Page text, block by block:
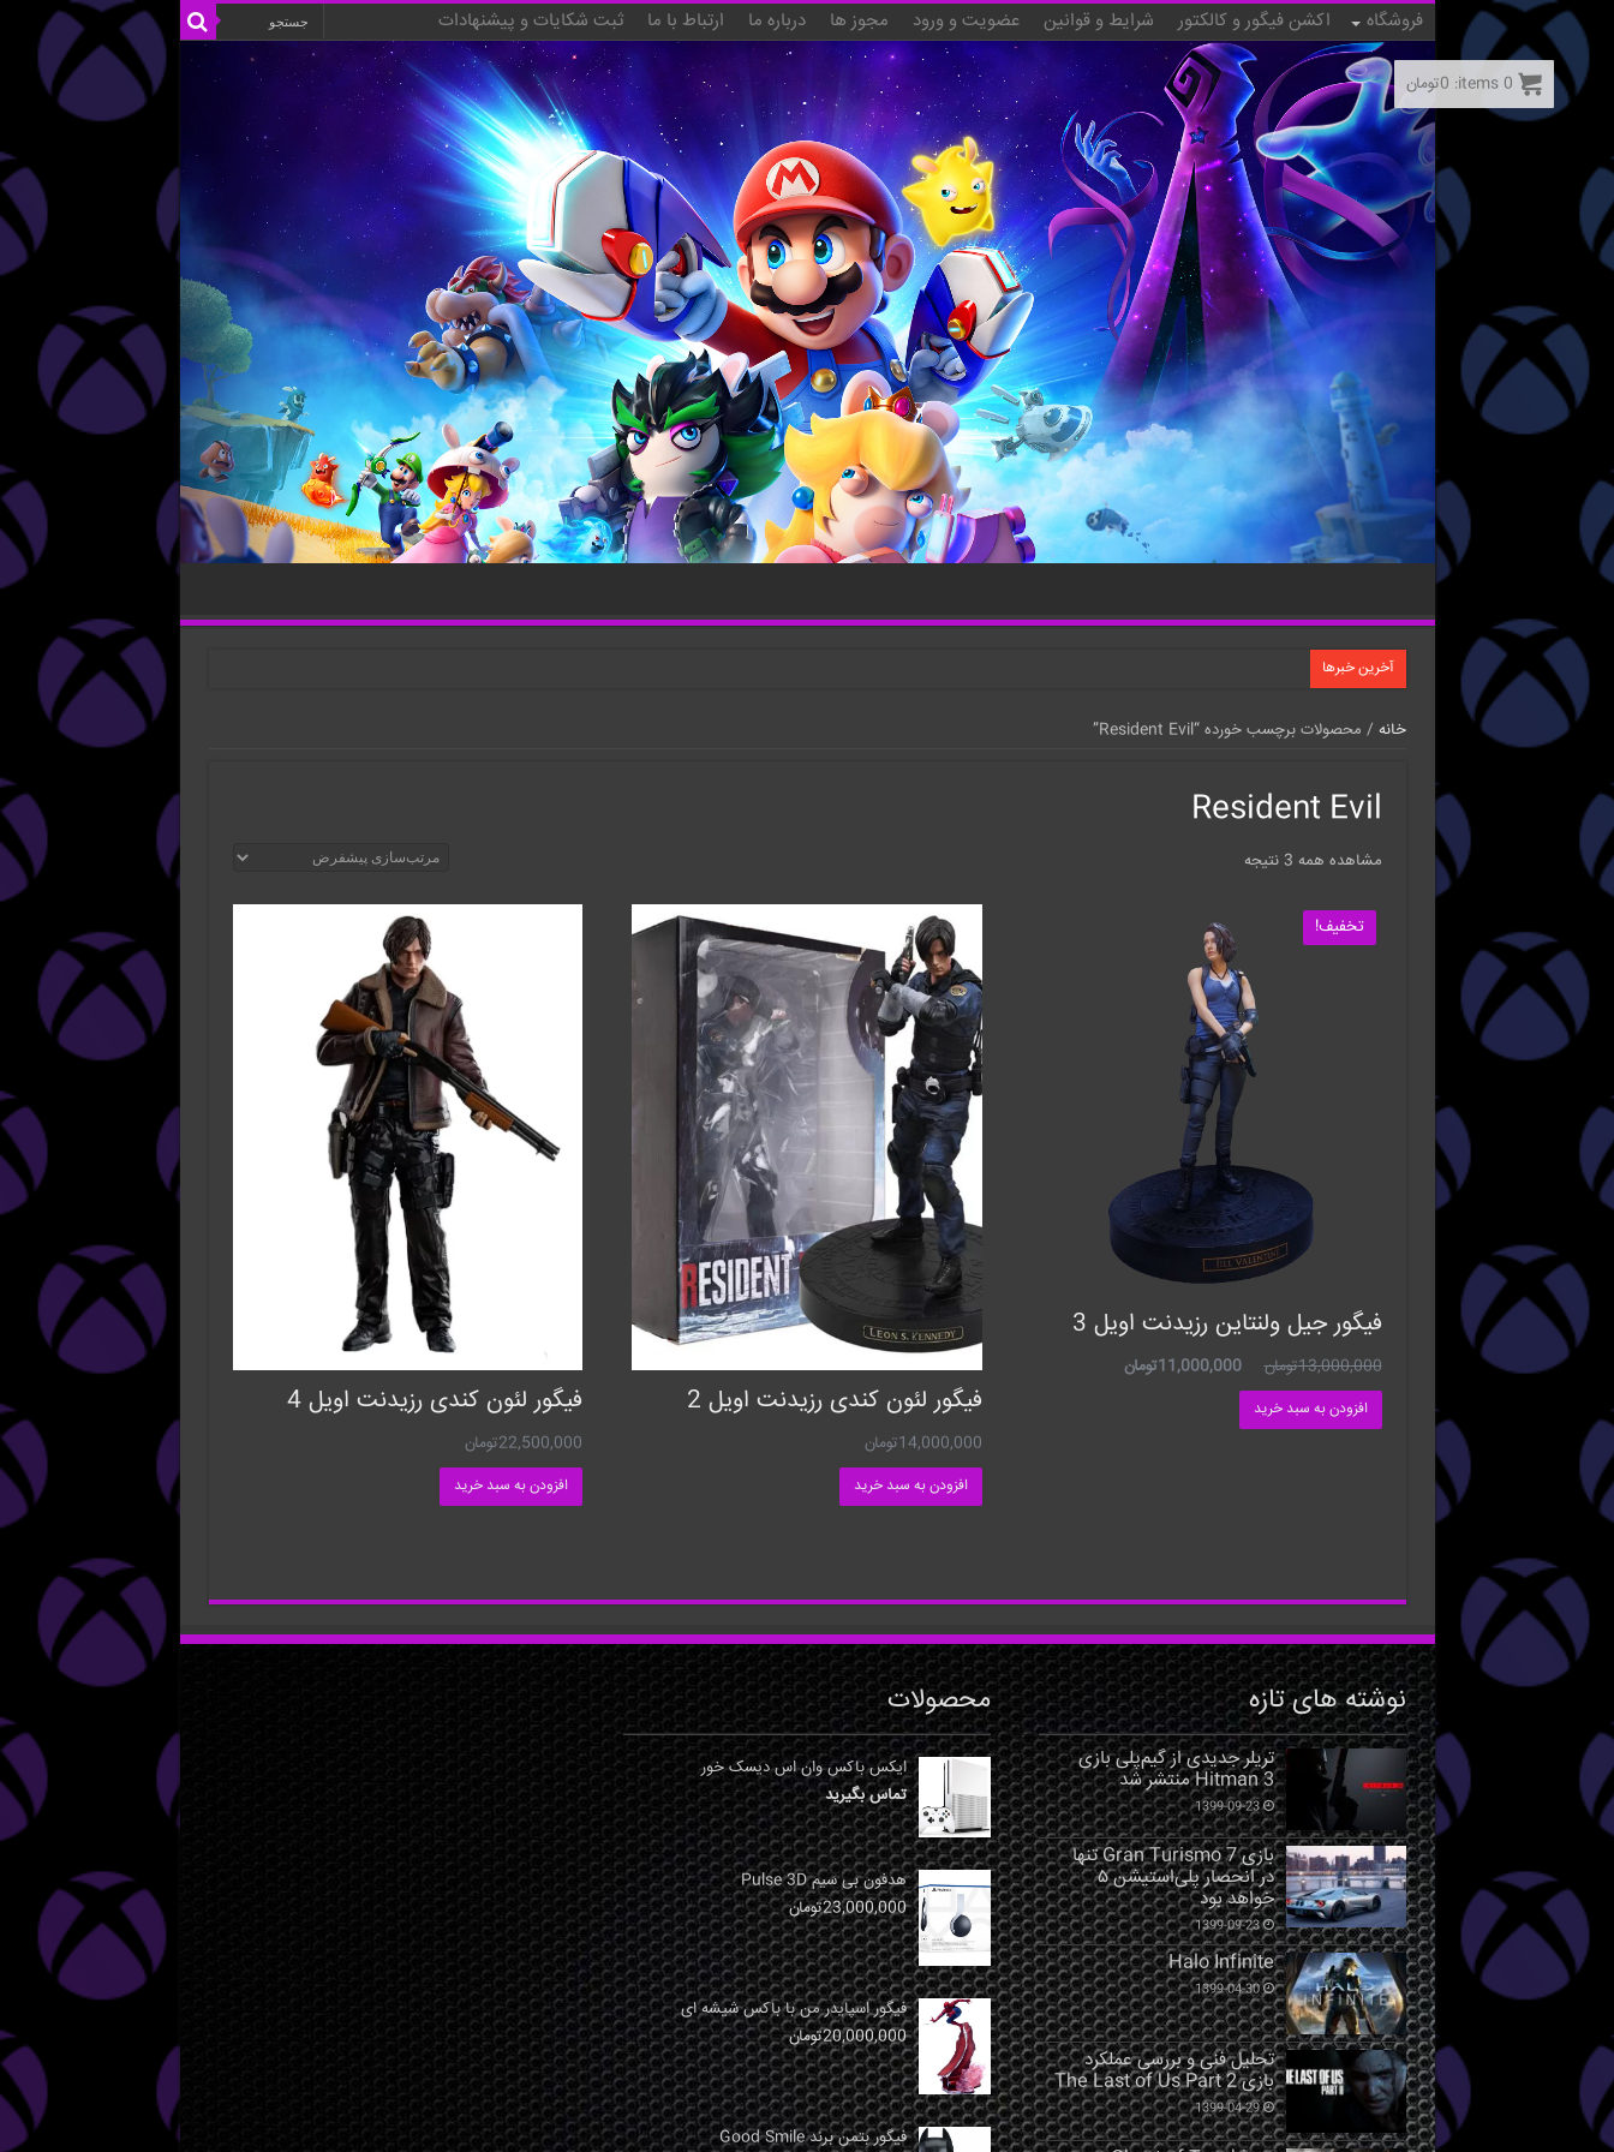
فروشگاه اکشن فیگور و کالکتور شرایط و قوانین عضویت و ورود مجوز ها درباره ما ارتباط با ما ثبت شکایات و پیشنهادات
آخرین خبرها
خانه / محصولات برچسب خورده “Resident Evil”
Resident Evil
مشاهده همه 3 نتیجه
تخفیف!
فیگور جیل ولنتاین رزیدنت اویل 3
13,000,000تومان 11,000,000تومان
افزودن به سبد خرید فیگور لئون کندی رزیدنت اویل 2
14,000,000تومان
افزودن به سبد خرید
فیگور لئون کندی رزیدنت اویل 4
22,500,000تومان
افزودن به سبد خرید
نوشته های تازه
تریلر جدیدی از گیم‌پلی بازی
Hitman 3 منتشر شد
1399-09-23
بازی Gran Turismo 7 تنها
در انحصار پلی‌استیشن ۵
خواهد بود
1399-09-23
Halo Infinite
1399-04-30
تحلیل فنی و بررسی عملکرد
بازی The Last of Us Part 2
1399-04-29
محصولات
ایکس باکس وان اس دیسک خور
تماس بگیرید
هدفون بی سیم Pulse 3D
23,000,000تومان
فیگور اسپایدر من با باکس شیشه ای
20,000,000تومان
فیگور بتمن برند Good Smile
0
items:
0تومان